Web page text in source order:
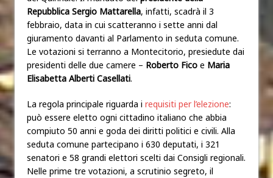
Repubblica Sergio Mattarella, infatti, scadrà il 3
febbraio, data in cui scatteranno i sette anni dal
giuramento davanti al Parlamento in seduta comune.
Le votazioni si terranno a Montecitorio, presiedute dai
presidenti delle due camere – Roberto Fico e Maria
Elisabetta Alberti Casellati.
La regola principale riguarda i requisiti per l’elezione:
può essere eletto ogni cittadino italiano che abbia
compiuto 50 anni e goda dei diritti politici e civili. Alla
seduta comune partecipano i 630 deputati, i 321
senatori e 58 grandi elettori scelti dai Consigli regionali.
Nelle prime tre votazioni, a scrutinio segreto, il